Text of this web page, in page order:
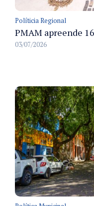
Políticia Regional
03/07/2026